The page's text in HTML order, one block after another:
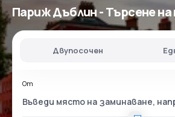
Париж Дъблин- Търсене
Двупосочен
От